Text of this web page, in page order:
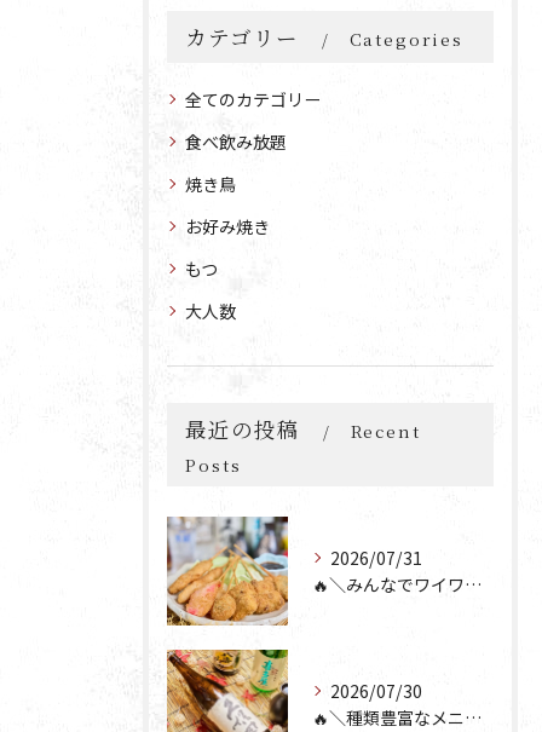
カテゴリー Categories
全てのカテゴリー
食べ飲み放題
焼き鳥
お好み焼き
もつ
大人数
最近の投稿
Recent
Posts
2026/07/31
🔥＼みんなでワイワイ楽しもう🎉／🔥
2026/07/30
🔥＼種類豊富なメニュー！／🔥